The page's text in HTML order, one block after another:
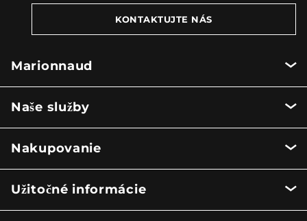
KONTAKTUJTE NÁS
Marionnaud
Naše služby
Nakupovanie
Užitočné informácie